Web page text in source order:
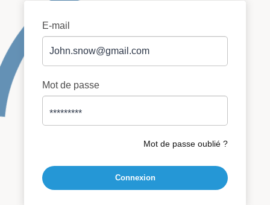
E-mail
Mot de passe
Mot de passe oublié ?
Connexion